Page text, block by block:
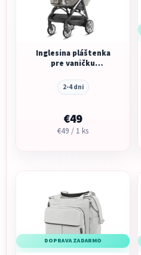
Inglesina pláštenka
pre vaničku
2-4 dni
€49
Jednotková
€49 / 1 ks
DOPRAVA ZADARMO